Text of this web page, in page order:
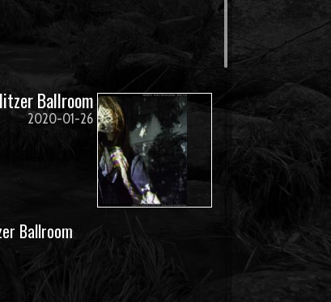
Ballroom
2020-01-26
Ballroom